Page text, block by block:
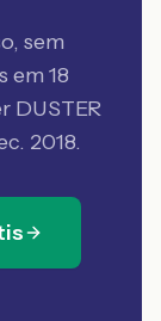
sem
em 18
DUSTER
2018.